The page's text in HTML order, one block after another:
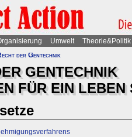
Umwelt Theorie&Politik
der Gentechnik
GENTECHNIK
FÜR EIN LEBEN